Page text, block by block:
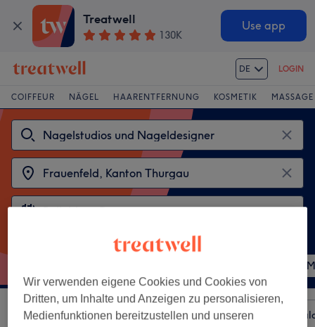
Treatwell
130K
Use app
DE LOGIN
COIFFEUR NÄGEL HAARENTFERNUNG KOSMETIK MASSAGE
Beliebte Behandlungen
Sortieren nach Beliebiger Preis Besonderheiten
Wir verwenden eigene Cookies und Cookies von
Dritten, um Inhalte und Anzeigen zu personalisieren,
Medienfunktionen bereitzustellen und unseren